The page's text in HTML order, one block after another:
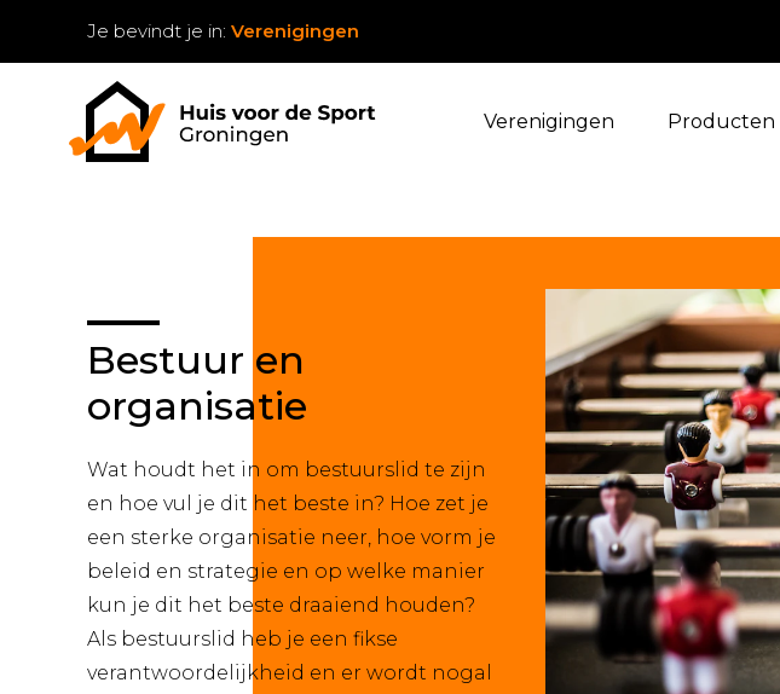
Je bevindt je in: Verenigingen
Verenigingen Producten
Bestuur en
organisatie
Wat houdt het in om bestuurslid te zijn
en hoe vul je dit het beste in? Hoe zet je
een sterke organisatie neer, hoe vorm je
beleid en strategie en op welke manier
kun je dit het beste draaiend houden?
Als bestuurslid heb je een fikse
verantwoordelijkheid en er wordt nogal